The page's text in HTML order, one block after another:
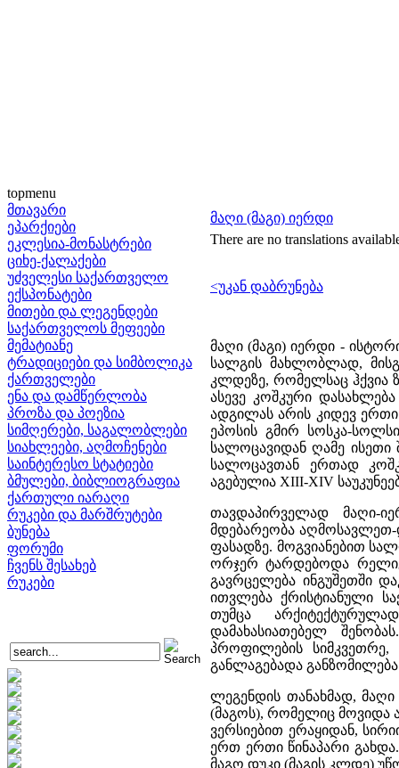
topmenu
მთავარი
ეპარქიები
ეკლესია-მონასტრები
ციხე-ქალაქები
უძველესი საქართველო
ექსპონატები
მითები და ლეგენდები
საქართველოს მეფეები
მემატიანე
ტრადიციები და სიმბოლიკა
ქართველები
ენა და დამწერლობა
პროზა და პოეზია
სიმღერები, საგალობლები
სიახლეები, აღმოჩენები
საინტერესო სტატიები
ბმულები, ბიბლიოგრაფია
ქართული იარაღი
რუკები და მარშრუტები
ბუნება
ფორუმი
ჩვენს შესახებ
რუკები
მაღი (მაგი) იერდი
There are no translations
<უკან დაბრუნება
მაღი (მაგი) იერდი -
სალგის მახლობლად,
კლდეზე, რომელსაც ჰქვია
ასევე კოშკური
ადგილას არის კიდევ
ეპოსის გმირ სოსკა-
სალოცავიდან ღამე ისეთი
სალოცავთან ერთად
აგებულია XIII-XIV
თავდაპირველად მაღი-
მდებარეობა
ფასადზე. მოგვიანებით
ორჯერ ტარდებოდა
გავრცელება ინგუშეთში
ითვლება ქრისტიანული
თუმცა
დამახასიათებელ
პროფილების სიმკვეთრე,
განლაგებადა
ლეგენდის თანახმად, მაღი
(მაგოს), რომელიც მოვიდა
ვერსიებით ერაყიდან,
ერთ ერთი წინაპარი
მაგო დუკი (მაგის კლდე)